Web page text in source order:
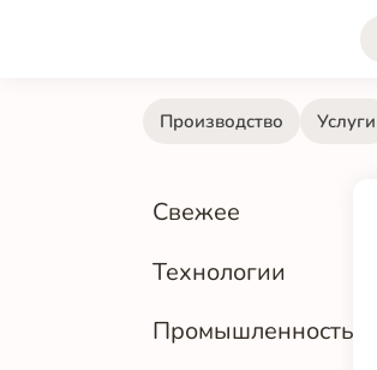
Производство Услуги
Свежее
Технологии
Промышленность